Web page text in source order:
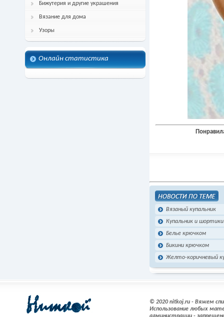
Бижутерия и другие украшения
Вязание для дома
Узоры
Онлайн статистика
Вязаный купальник
Купальник и
Белье крючком
Бикини крючком
Желто-коричневый
© 2020 nitkoj.ru - Вяжем
Использование любых